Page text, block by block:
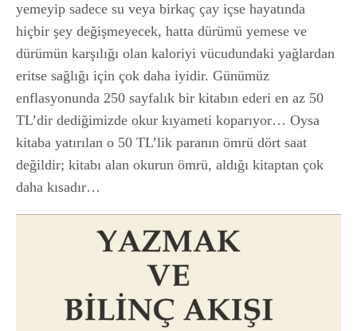
yemeyip sadece su veya birkaç çay içse hayatında
hiçbir şey değişmeyecek, hatta dürümü yemese ve
dürümün karşılığı olan kaloriyi vücudundaki yağlardan
eritse sağlığı için çok daha iyidir. Günümüz
enflasyonunda 250 sayfalık bir kitabın ederi en az 50
TL’dir dediğimizde okur kıyameti koparıyor… Oysa
kitaba yatırılan o 50 TL’lik paranın ömrü dört saat
değildir; kitabı alan okurun ömrü, aldığı kitaptan çok
daha kısadır…